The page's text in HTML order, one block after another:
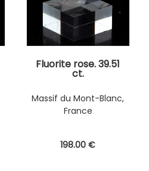
Fluorite rose. 39.51
ct.
Massif du Mont-Blanc,
France
198.00 €